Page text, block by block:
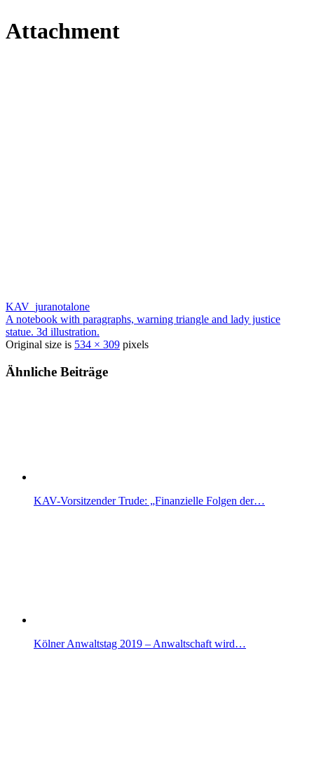
Attachment
KAV_juranotalone
A notebook with paragraphs, warning triangle and lady justice
statue. 3d illustration.
Original size is 534 × 309 pixels
Ähnliche Beiträge
KAV-Vorsitzender Trude: „Finanzielle Folgen der…
Kölner Anwaltstag 2019 – Anwaltschaft wird…